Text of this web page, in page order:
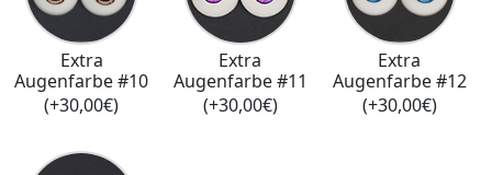
Extra
Augenfarbe #10
(+30,00€)
Extra
Augenfarbe #11
(+30,00€)
Extra
Augenfarbe #12
(+30,00€)